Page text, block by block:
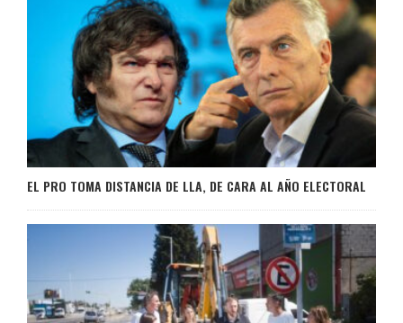
EL PRO TOMA DISTANCIA DE LLA, DE CARA AL AÑO ELECTORAL